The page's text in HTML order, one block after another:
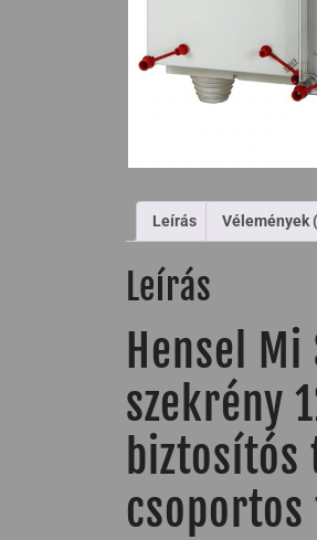
Leírás Vélemények
Leírás
Hensel
szekrény
biztosítós